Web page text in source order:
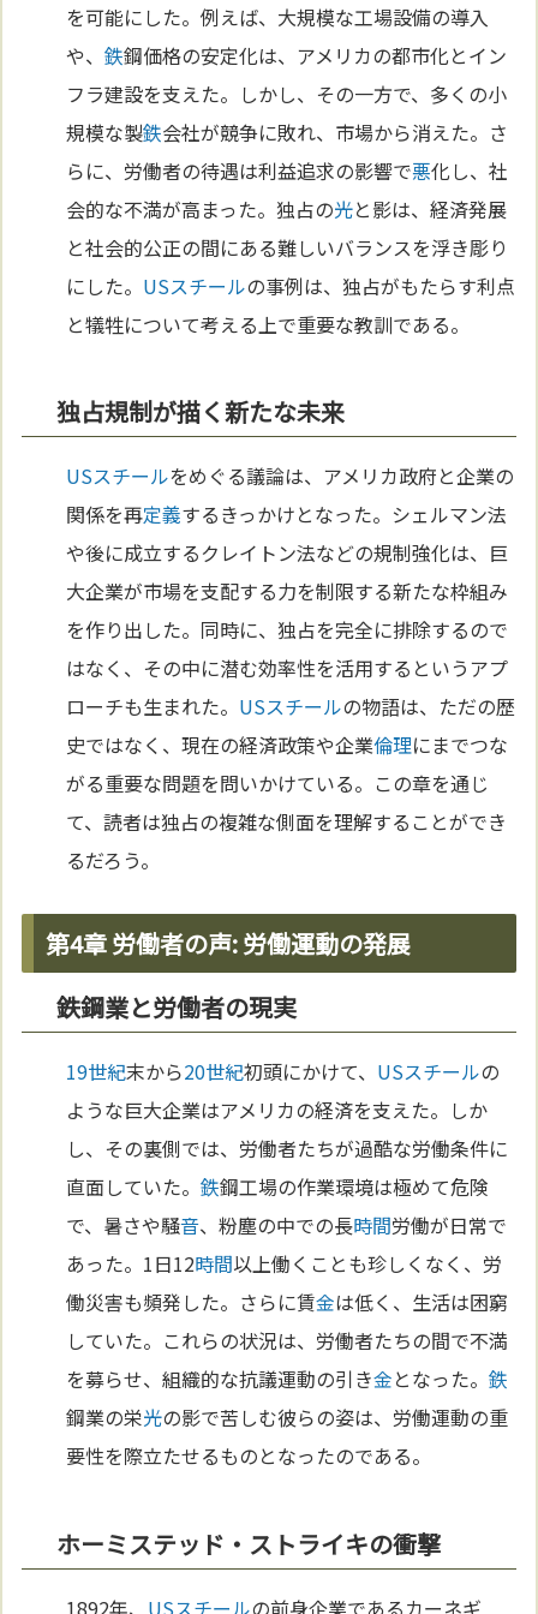
を可能にした。例えば、大規模な工場設備の導入
や、鉄鋼価格の安定化は、アメリカの都市化とイン
フラ建設を支えた。しかし、その一方で、多くの小
規模な製鉄会社が競争に敗れ、市場から消えた。さ
らに、労働者の待遇は利益追求の影響で悪化し、社
会的な不満が高まった。独占の光と影は、経済発展
と社会的公正の間にある難しいバランスを浮き彫り
にした。 USスチールの事例は、独占がもたらす利点
と犠牲について考える上で重要な教訓である。
独占規制が描く新たな未来
USスチールをめぐる議論は、アメリカ政府と企業の
関係を再定義するきっかけとなった。シェルマン法
や後に成立するクレイトン法などの規制強化は、巨
大企業が市場を支配する力を制限する新たな枠組み
を作り出した。同時に、独占を完全に排除するので
はなく、その中に潜む効率性を活用するというアプ
ローチも生まれた。 USスチールの物語は、ただの歴
史ではなく、現在の経済政策や企業倫理にまでつな
がる重要な問題を問いかけている。この章を通じ
て、読者は独占の複雑な側面を理解することができ
るだろう。
第4章 労働者の声: 労働運動の発展
鉄鋼業と労働者の現実
19世紀末から20世紀初頭にかけて、 USスチールの
ような巨大企業はアメリカの経済を支えた。しか
し、その裏側では、労働者たちが過酷な労働条件に
直面していた。鉄鋼工場の作業環境は極めて危険
で、暑さや騒音、粉塵の中での長時間労働が日常で
あった。1日12時間以上働くことも珍しくなく、労
働災害も頻発した。さらに賃金は低く、生活は困窮
していた。これらの状況は、労働者たちの間で不満
を募らせ、組織的な抗議運動の引き金となった。鉄
鋼業の栄光の影で苦しむ彼らの姿は、労働運動の重
要性を際立たせるものとなったのである。
ホーミステッド・ストライキの衝撃
1892年、 USスチールの前身企業であるカーネギ